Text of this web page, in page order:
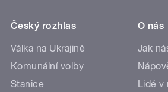
Český rozhlas
Válka na Ukrajině
Komunální volby
Stanice
O nás
Jak
Lidé v